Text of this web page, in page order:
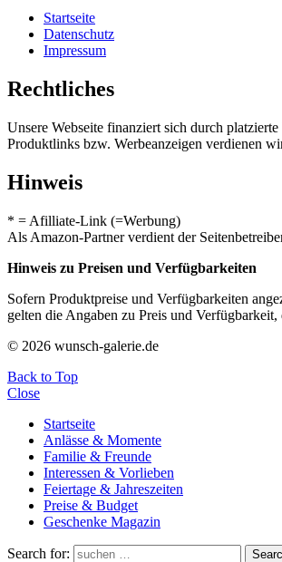
Startseite
Datenschutz
Impressum
Rechtliches
Unsere Webseite finanziert sich durch
Produktlinks bzw. Werbeanzeigen verdienen
Hinweis
* = Afilliate-Link (=Werbung)
Als Amazon-Partner verdient der
Hinweis zu Preisen und Verfügbarkeiten
Sofern Produktpreise und Verfügbarkeiten
gelten die Angaben zu Preis und
© 2026 wunsch-galerie.de
Back to Top
Close
Startseite
Anlässe & Momente
Familie & Freunde
Interessen & Vorlieben
Feiertage & Jahreszeiten
Preise & Budget
Geschenke Magazin
Search for: